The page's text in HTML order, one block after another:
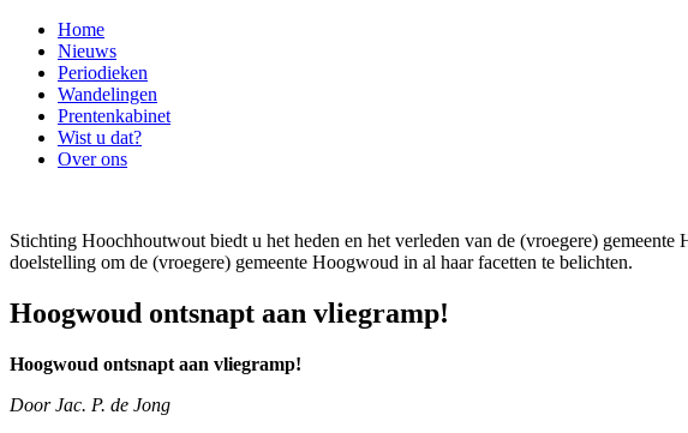
Home
Nieuws
Periodieken
Wandelingen
Prentenkabinet
Wist u dat?
Over ons
Stichting Hoochhoutwout biedt u het heden en het verleden van de (vroegere)
doelstelling om de (vroegere) gemeente Hoogwoud in al haar facetten te belichten.
Hoogwoud ontsnapt aan vliegramp!
Hoogwoud ontsnapt aan vliegramp!
Door Jac. P. de Jong